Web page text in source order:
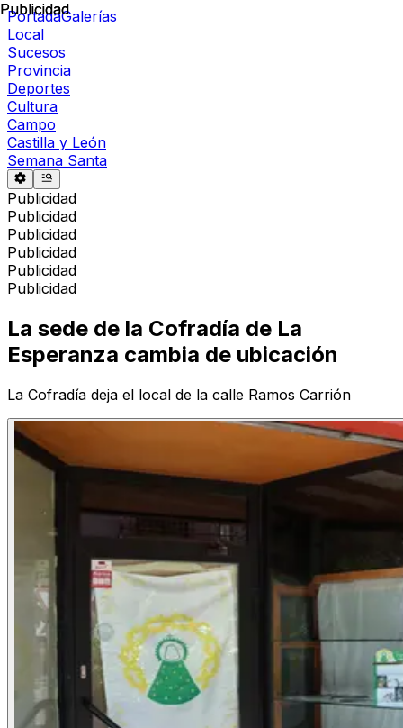
PortadaGalerías
Local
Sucesos
Provincia
Deportes
Cultura
Campo
Castilla y León
Semana Santa
Publicidad
Publicidad
Publicidad
Publicidad
Publicidad
Publicidad
Publicidad
La sede de la Cofradía de La
Esperanza cambia de ubicación
La Cofradía deja el local de la calle Ramos Carrión
Publicidad